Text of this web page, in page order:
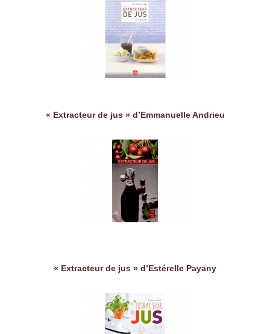
« Extracteur de jus » d’Emmanuelle Andrieu
« Extracteur de jus » d’Estérelle Payany